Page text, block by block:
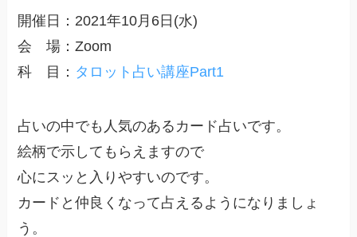
開催日：2021年10月6日(水)
会 場：Zoom
科 目： タロット占い講座Part1
占いの中でも人気のあるカード占いです。
絵柄で示してもらえますので
心にスッと入りやすいのです。
カードと仲良くなって占えるようになりましょ
う。